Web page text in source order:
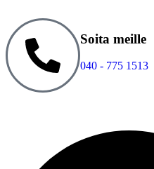
Soita meille
040 - 775 1513